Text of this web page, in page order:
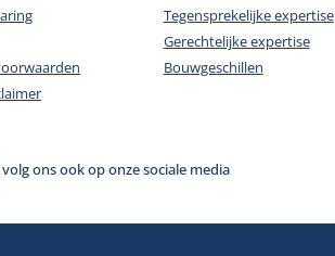
Tegensprekelijke expertise
Gerechtelijke expertise
Bouwgeschillen
volg ons ook op onze sociale media